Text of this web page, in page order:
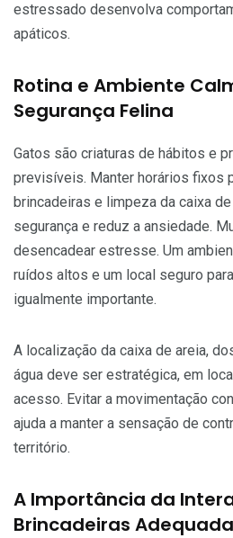
estressado desenvolva
apáticos.
Rotina e Ambiente
Segurança Felina
Gatos são criaturas de hábitos e
previsíveis. Manter horários fixos
brincadeiras e limpeza da caixa
segurança e reduz a ansiedade.
desencadear estresse. Um
ruídos altos e um local seguro
igualmente importante.
A localização da caixa de areia,
água deve ser estratégica, em
acesso. Evitar a movimentação
ajuda a manter a sensação de
território.
A Importância da
Brincadeiras